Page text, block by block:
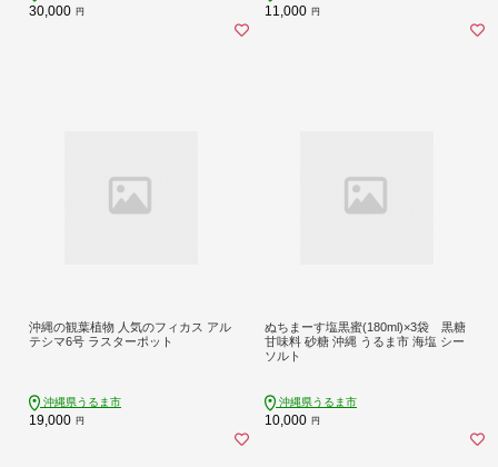
30,000 円 11,000 円
沖縄の観葉植物 人気のフィカス アル
テシマ6号 ラスターポット
沖縄県うるま市
19,000 円
ぬちまーす塩黒蜜(180ml)×3袋 黒糖
甘味料 砂糖 沖縄 うるま市 海塩 シー
ソルト
沖縄県うるま市
10,000 円